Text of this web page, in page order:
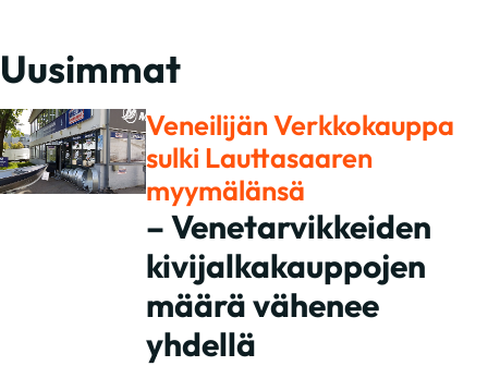
Uusimmat
Veneilijän Verkkokauppa
sulki Lauttasaaren
myymälänsä
– Venetarvikkeiden
kivijalkakauppojen
määrä vähenee
yhdellä